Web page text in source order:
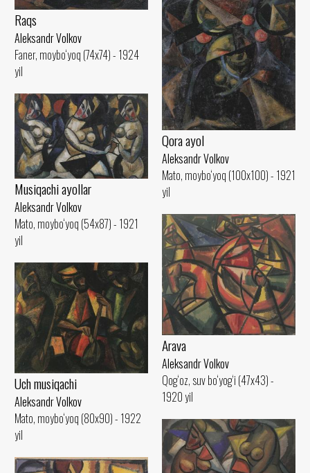
Raqs
Aleksandr Volkov
Faner, moybo‘yoq (74x74) - 1924
yil
Qora ayol
Aleksandr Volkov
Mato, moybo‘yoq (100x100) - 1921
yil
Musiqachi ayollar
Aleksandr Volkov
Mato, moybo‘yoq (54x87) - 1921
yil
Arava
Aleksandr Volkov
Qog‘oz, suv bo‘yog‘i (47x43) -
1920 yil
Uch musiqachi
Aleksandr Volkov
Mato, moybo‘yoq (80x90) - 1922
yil